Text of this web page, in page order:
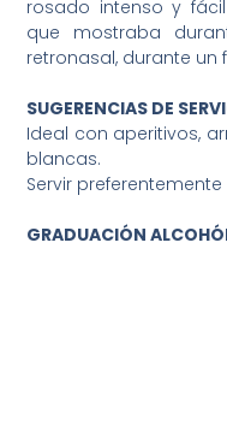
rosado intenso y
que mostraba
retronasal, durante un
SUGERENCIAS DE
Ideal con aperitivos,
blancas.
Servir
GRADUACIÓN